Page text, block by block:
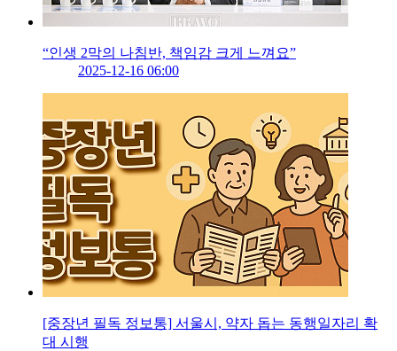
“인생 2막의 나침반, 책임감 크게 느껴요”
2025-12-16 06:00
[중장년 필독 정보통] 서울시, 약자 돕는 동행일자리 확
대 시행